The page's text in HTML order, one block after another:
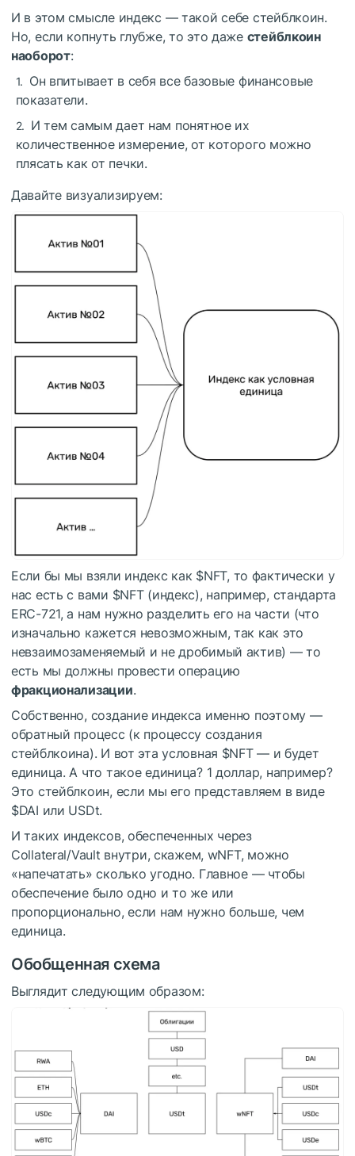
И в этом смысле индекс — такой себе стейблкоин.
Но, если копнуть глубже, то это даже стейблкоин
наоборот:
Он впитывает в себя все базовые финансовые
показатели.
И тем самым дает нам понятное их
количественное измерение, от которого можно
плясать как от печки.
Давайте визуализируем:
Если бы мы взяли индекс как $NFT, то фактически у
нас есть с вами $NFT(индекс), например, стандарта
ERC-721, а нам нужно разделить его на части (что
изначально кажется невозможным, так как это
невзаимозаменяемый и не дробимый актив) — то
есть мы должны провести операцию
фракционализации.
Собственно, создание индекса именно поэтому —
обратный процесс (к процессу создания
стейблкоина). И вот эта условная $NFT— и будет
единица. А что такое единица? 1 доллар, например?
Это стейблкоин, если мы его представляем в виде
$DAI или USDt.
И таких индексов, обеспеченных через
Collateral/Vault внутри, скажем, wNFT, можно
«напечатать» сколько угодно. Главное — чтобы
обеспечение было одно и то же или
пропорционально, если нам нужно больше, чем
единица.
Обобщенная схема
Выглядит следующим образом: